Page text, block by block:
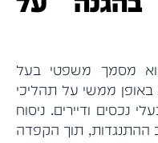
מסמך משפטי בעל
ממשי על תהליכי
נכסים ודיירים. ניסוח
ההתנגדות, תוך הקפדה